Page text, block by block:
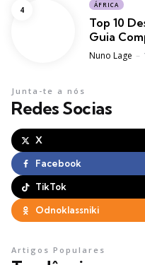
ÁFRICA
Top 10
Guia
Posted
Nuno Lage
Redes Socias
Junta-te a nós
X
Facebook
TikTok
Odnoklassniki
Artigos Populares